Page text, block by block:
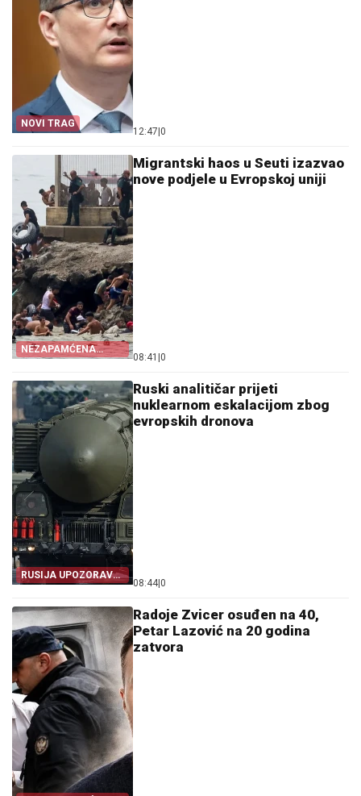
NOVI TRAG
12:47 0
NEZAPAMĆENA
KRIZA
Migrantski haos u Seuti izazvao
nove podjele u Evropskoj uniji
08:41 0
RUSIJA UPOZORAVA
EVROPU
Ruski analitičar prijeti
nuklearnom eskalacijom zbog
evropskih dronova
08:44 0
Radoje Zvicer osuđen na 40,
Petar Lazović na 20 godina
zatvora